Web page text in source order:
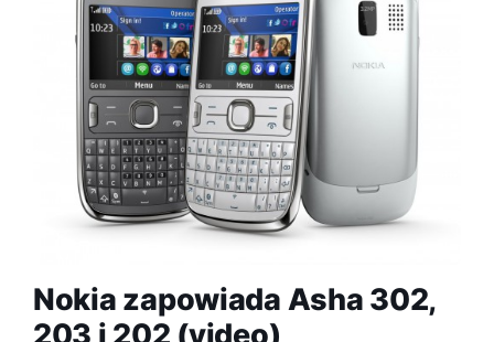
Nokia zapowiada Asha 302,